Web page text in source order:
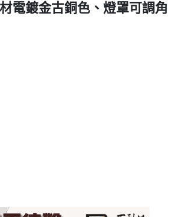
電鍍金古銅色、燈罩可調角